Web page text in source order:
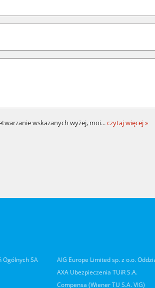
wskazanych wyżej, moi...czytaj więcej »
Ogólnych SA
AIG Europe Limited sp. z o.o.
AXA Ubezpieczenia TUiR S.A.
Compensa (Wiener TU S.A. VIG)